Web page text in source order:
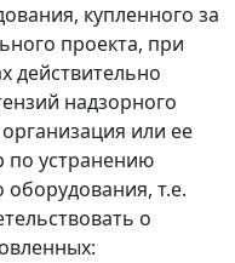
купленного за
проекта, при
действительно
надзорного
или ее
по устранению
т.е.
о